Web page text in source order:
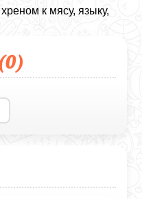
к мясу, языку,
0)